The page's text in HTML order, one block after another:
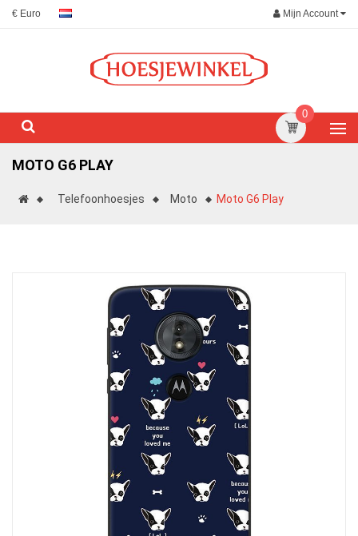
€ Euro Mijn Account
0
MOTO G6 PLAY
Telefoonhoesjes Moto Moto G6 Play